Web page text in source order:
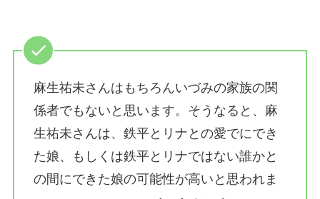
麻生祐未さんはもちろんいづみの家族の関
係者でもないと思います。そうなると、麻
生祐未さんは、鉄平とリナとの愛でにでき
た娘、もしくは鉄平とリナではない誰かと
の間にできた娘の可能性が高いと思われま